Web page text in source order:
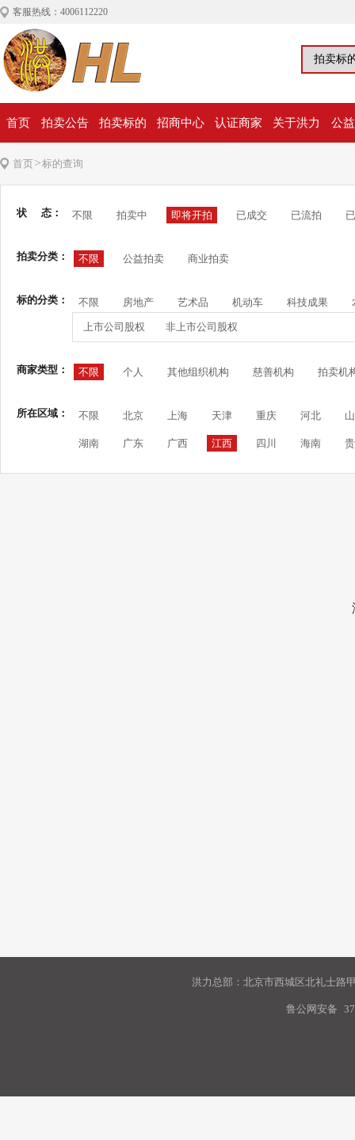
客服热线：4006112220
首页 拍卖公告 拍卖标的 招商中心 认证商家 关于洪力 公
首页>标的查询
状 态： 不限 拍卖中 即将开拍 已成交 已流拍
拍卖分类： 不限 公益拍卖 商业拍卖
标的分类： 不限 房地产 艺术品 机动车 科技成果
上市公司股权 非上市公司股权
商家类型： 不限 个人 其他组织机构 慈善机构 拍卖机
所在区域： 不限 北京 上海 天津 重庆 河北
湖南 广东 广西 江西 四川 海南
洪力总部：北京市西城区北礼士路
鲁公网安备